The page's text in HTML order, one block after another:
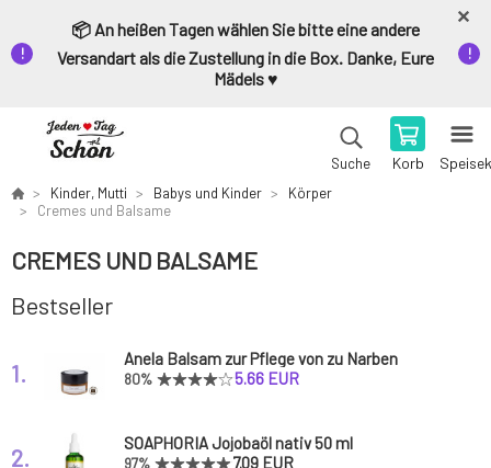
📦 An heißen Tagen wählen Sie bitte eine andere
Versandart als die Zustellung in die Box. Danke, Eure
Mädels ♥️
Suche Korb
Kinder, Mutti Babys und Kinder
Körper
Cremes und Balsame
CREMES UND BALSAME
Bestseller
1.
Anela Balsam zur Pflege von zu Narben
neigender Haut Zorro Verehrer
80% 5.66 EUR
2. SOAPHORIA Jojobaöl nativ 50 ml
97% 7.09 EUR